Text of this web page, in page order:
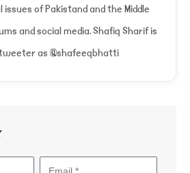
of Pakistand and the Middle
and social media. Shafiq Sharif is
as @shafeeqbhatti.